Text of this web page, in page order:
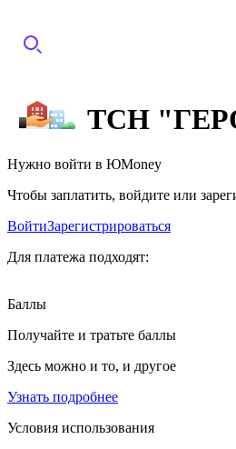
ТСН
Нужно войти в ЮMoney
Чтобы заплатить, войдите или
ВойтиЗарегистрироваться
Для платежа подходят:
Баллы
Получайте и тратьте баллы
Здесь можно и то, и другое
Узнать подробнее
Условия использования